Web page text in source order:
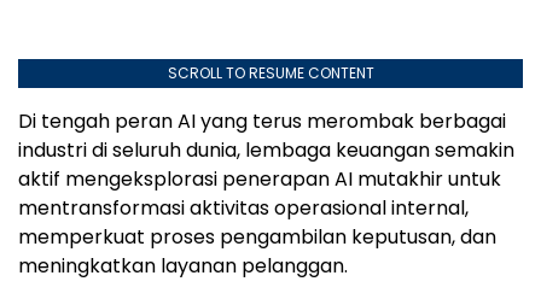
SCROLL TO RESUME CONTENT
Di tengah peran AI yang terus merombak berbagai
industri di seluruh dunia, lembaga keuangan semakin
aktif mengeksplorasi penerapan AI mutakhir untuk
mentransformasi aktivitas operasional internal,
memperkuat proses pengambilan keputusan, dan
meningkatkan layanan pelanggan.